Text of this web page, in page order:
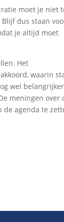
moet je niet
dus staan
je altijd moet
Het
waarin
wel
meningen over
de agenda te